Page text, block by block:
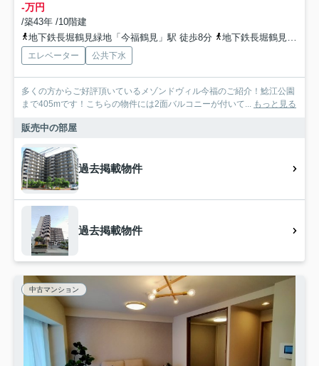
-万円
/築43年 /10階建
地下鉄長堀鶴見緑地「今福鶴見」駅 徒歩8分
地下鉄長堀鶴見緑地「蒲生四丁目」駅 徒歩15分
エレベーター 公共下水
多くの方からご好評頂いているメゾンドヴィル今福のご紹介！鯰江公園
まで405mです！こちらの物件には2面バルコニーが付いて... もっと見る
販売中の部屋
過去掲載物件
過去掲載物件
中古マンション